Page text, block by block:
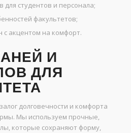
для студентов и персонала;
факультетов;
акцентом на комфорт.
И
ДЛЯ
долговечности и комфорта
Мы используем прочные,
которые сохраняют форму,